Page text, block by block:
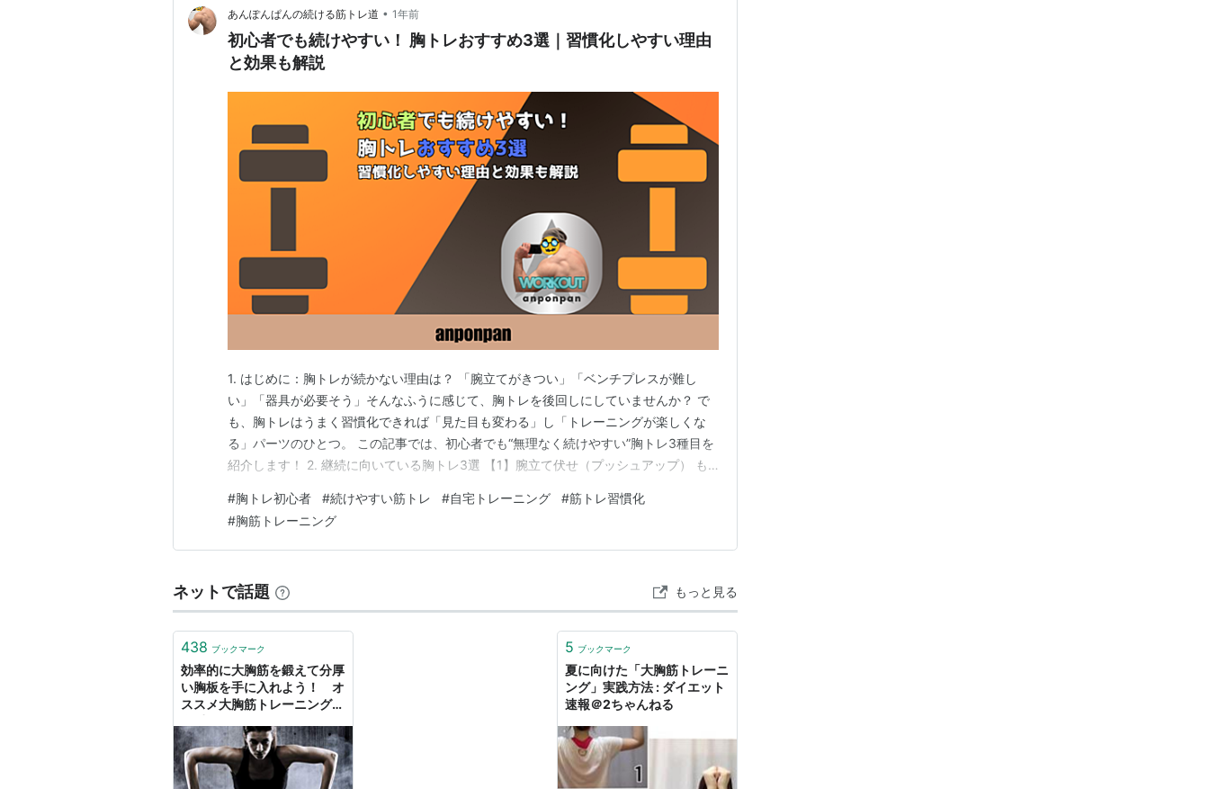
あんぽんぱんの続ける筋トレ道 • 1年前
初心者でも続けやすい！ 胸トレおすすめ3選｜習慣化しやすい理由
と効果も解説
1. はじめに：胸トレが続かない理由は？ 「腕立てがきつい」「ベンチプレスが難し
い」「器具が必要そう」そんなふうに感じて、胸トレを後回しにしていませんか？ で
も、胸トレはうまく習慣化できれば「見た目も変わる」し「トレーニングが楽しくな
る」パーツのひとつ。 この記事では、初心者でも“無理なく続けやすい”胸トレ3種目を
紹介します！ 2. 継続に向いている胸トレ3選 【1】腕立て伏せ（プッシュアップ） も
適 膝をつける・テンポを変えるなど強度調整が可能 胸・肩・腕が一緒に鍛えられる 継
続しやすい理由 ・1セットだけでも効…
#胸トレ初心者 #続けやすい筋トレ #自宅トレーニング #筋トレ習慣化
#胸筋トレーニング
ネットで話題 もっと見る
438 ブックマーク
効率的に大胸筋を鍛えて分厚
い胸板を手に入れよう！ オ
ススメ大胸筋トレーニングを
め - Freiheit
5 ブックマーク
夏に向けた「大胸筋トレーニ
ング」実践方法 : ダイエット
速報＠2ちゃんねる